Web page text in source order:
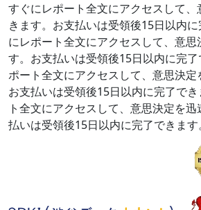
すぐにレポート全文にアクセスして
きます。お支払いは受領後15日以内に
にレポート全文にアクセスして、意思
す。お支払いは受領後15日以内に完了
ポート全文にアクセスして、意思決定
お支払いは受領後15日以内に完了でき
ト全文にアクセスして、意思決定を
払いは受領後15日以内に完了できます。